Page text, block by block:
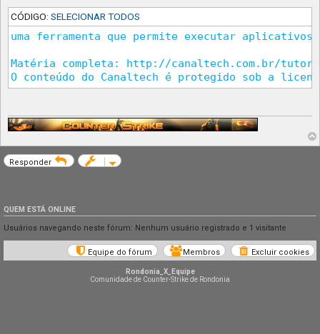
CÓDIGO: SELECIONAR TODOS
uma ferramenta que permite executar
Matéria completa: http://canaltech.com.br/tutorial/
O conteúdo do Canaltech é protegido sob a
Responder
QUEM ESTÁ ONLINE
Usuários navegando neste fórum: Nenhum usuário registrado e 1 visitante
Excluir cookies
Membros
Equipe do fórum
Rondonia_X_Equipe
Comunidade de Counter-Strike de Rondonia